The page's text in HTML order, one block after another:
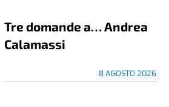
Tre domande a… Andrea
Calamassi
8 AGOSTO 2026